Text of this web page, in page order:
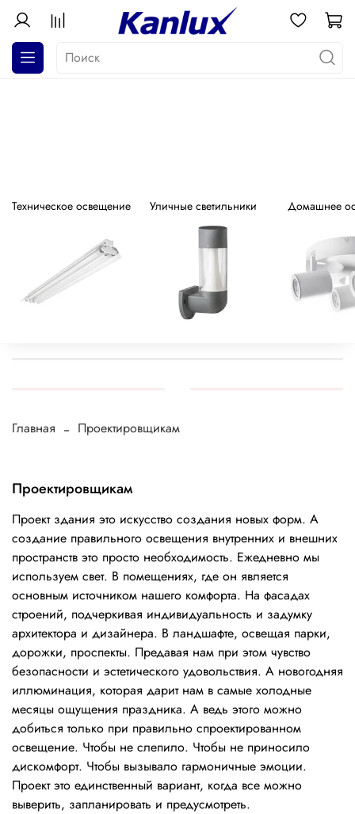
АКЦИЯ! Почти даром!
Распродажа серия GALOBA !
Техническое освещение Уличные светильники Домашнее
Главная Проектировщикам
Проектировщикам
Проект здания это искусство создания новых форм. А
создание правильного освещения внутренних и внешних
пространств это просто необходимость. Ежедневно мы
используем свет. В помещениях, где он является
основным источником нашего комфорта. На фасадах
строений, подчеркивая индивидуальность и задумку
архитектора и дизайнера. В ландшафте, освещая парки,
дорожки, проспекты. Предавая нам при этом чувство
безопасности и эстетического удовольствия. А новогодняя
иллюминация, которая дарит нам в самые холодные
месяцы ощущения праздника. А ведь этого можно
добиться только при правильно спроектированном
освещение. Чтобы не слепило. Чтобы не приносило
дискомфорт. Чтобы вызывало гармоничные эмоции.
Проект это единственный вариант, когда все можно
выверить, запланировать и предусмотреть.